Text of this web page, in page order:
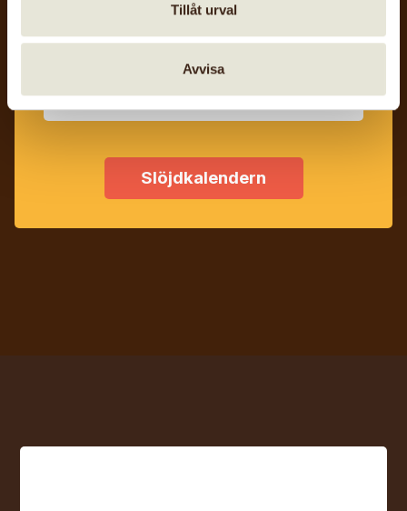
Tillåt urval
Avvisa
Ecoprinting
Östra Skånes hemslöjdsförening
Slöjdkalendern